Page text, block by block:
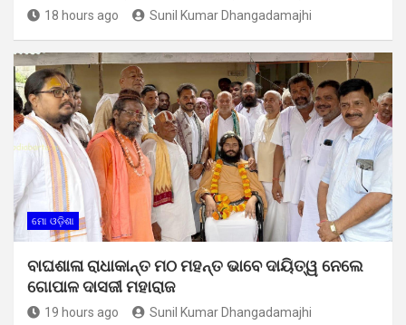
18 hours ago Sunil Kumar Dhangadamajhi
ମୋ ଓଡ଼ିଶା
ବାଘଶାଳା ରାଧାକାନ୍ତ ମଠ ମହନ୍ତ ଭାବେ ଦାୟିତ୍ୱ ନେଲେ
ଗୋପାଳ ଦାସଜୀ ମହାରାଜ
19 hours ago Sunil Kumar Dhangadamajhi